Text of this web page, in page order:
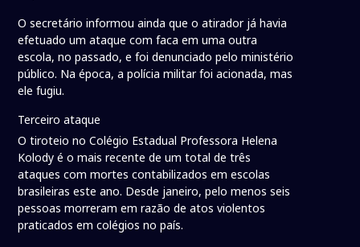
O secretário informou ainda que o atirador já havia
efetuado um ataque com faca em uma outra
escola, no passado, e foi denunciado pelo ministério
público. Na época, a polícia militar foi acionada, mas
ele fugiu.
Terceiro ataque
O tiroteio no Colégio Estadual Professora Helena
Kolody é o mais recente de um total de três
ataques com mortes contabilizados em escolas
brasileiras este ano. Desde janeiro, pelo menos seis
pessoas morreram em razão de atos violentos
praticados em colégios no país.